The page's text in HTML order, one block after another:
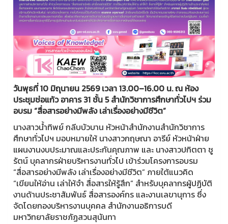
วันพุธที่ 10 มิถุนายน 2569 เวลา 13.00–16.00 น. ณ ห้อง
ประชุมช่อแก้ว อาคาร 31 ชั้น 5สำนักวิชาการศึกษาทั่วไปฯ ร่วม
อบรม “สื่อสารอย่างมีพลัง เล่าเรื่องอย่างมีชีวิต”
นางสาวน้ำทิพย์ กลีบบัวบาน หัวหน้าสำนักงานสำนักวิชาการ
ศึกษาทั่วไปฯ มอบหมายให้ นางสาวกฤษณา อารีย์ หัวหน้าฝ่าย
แผนงานงบประมาณและประกันคุณภาพ และ นางสาวปกิตตา ชู
รัตน์ บุคลากรฝ่ายบริหารงานทั่วไป เข้าร่วมโครงการอบรม
“สื่อสารอย่างมีพลัง เล่าเรื่องอย่างมีชีวิต” ภายใต้แนวคิด
“เขียนให้อ่าน เล่าให้จำ สื่อสารให้รู้สึก” สำหรับบุคลากรผู้ปฏิบัติ
งานด้านประชาสัมพันธ์ สื่อสารองค์กร และงานเลขานุการ ซึ่ง
จัดโดยกองบริหารงานบุคคล สำนักงานอธิการบดี
มหาวิทยาลัยราชภัฏสวนสุนันทา